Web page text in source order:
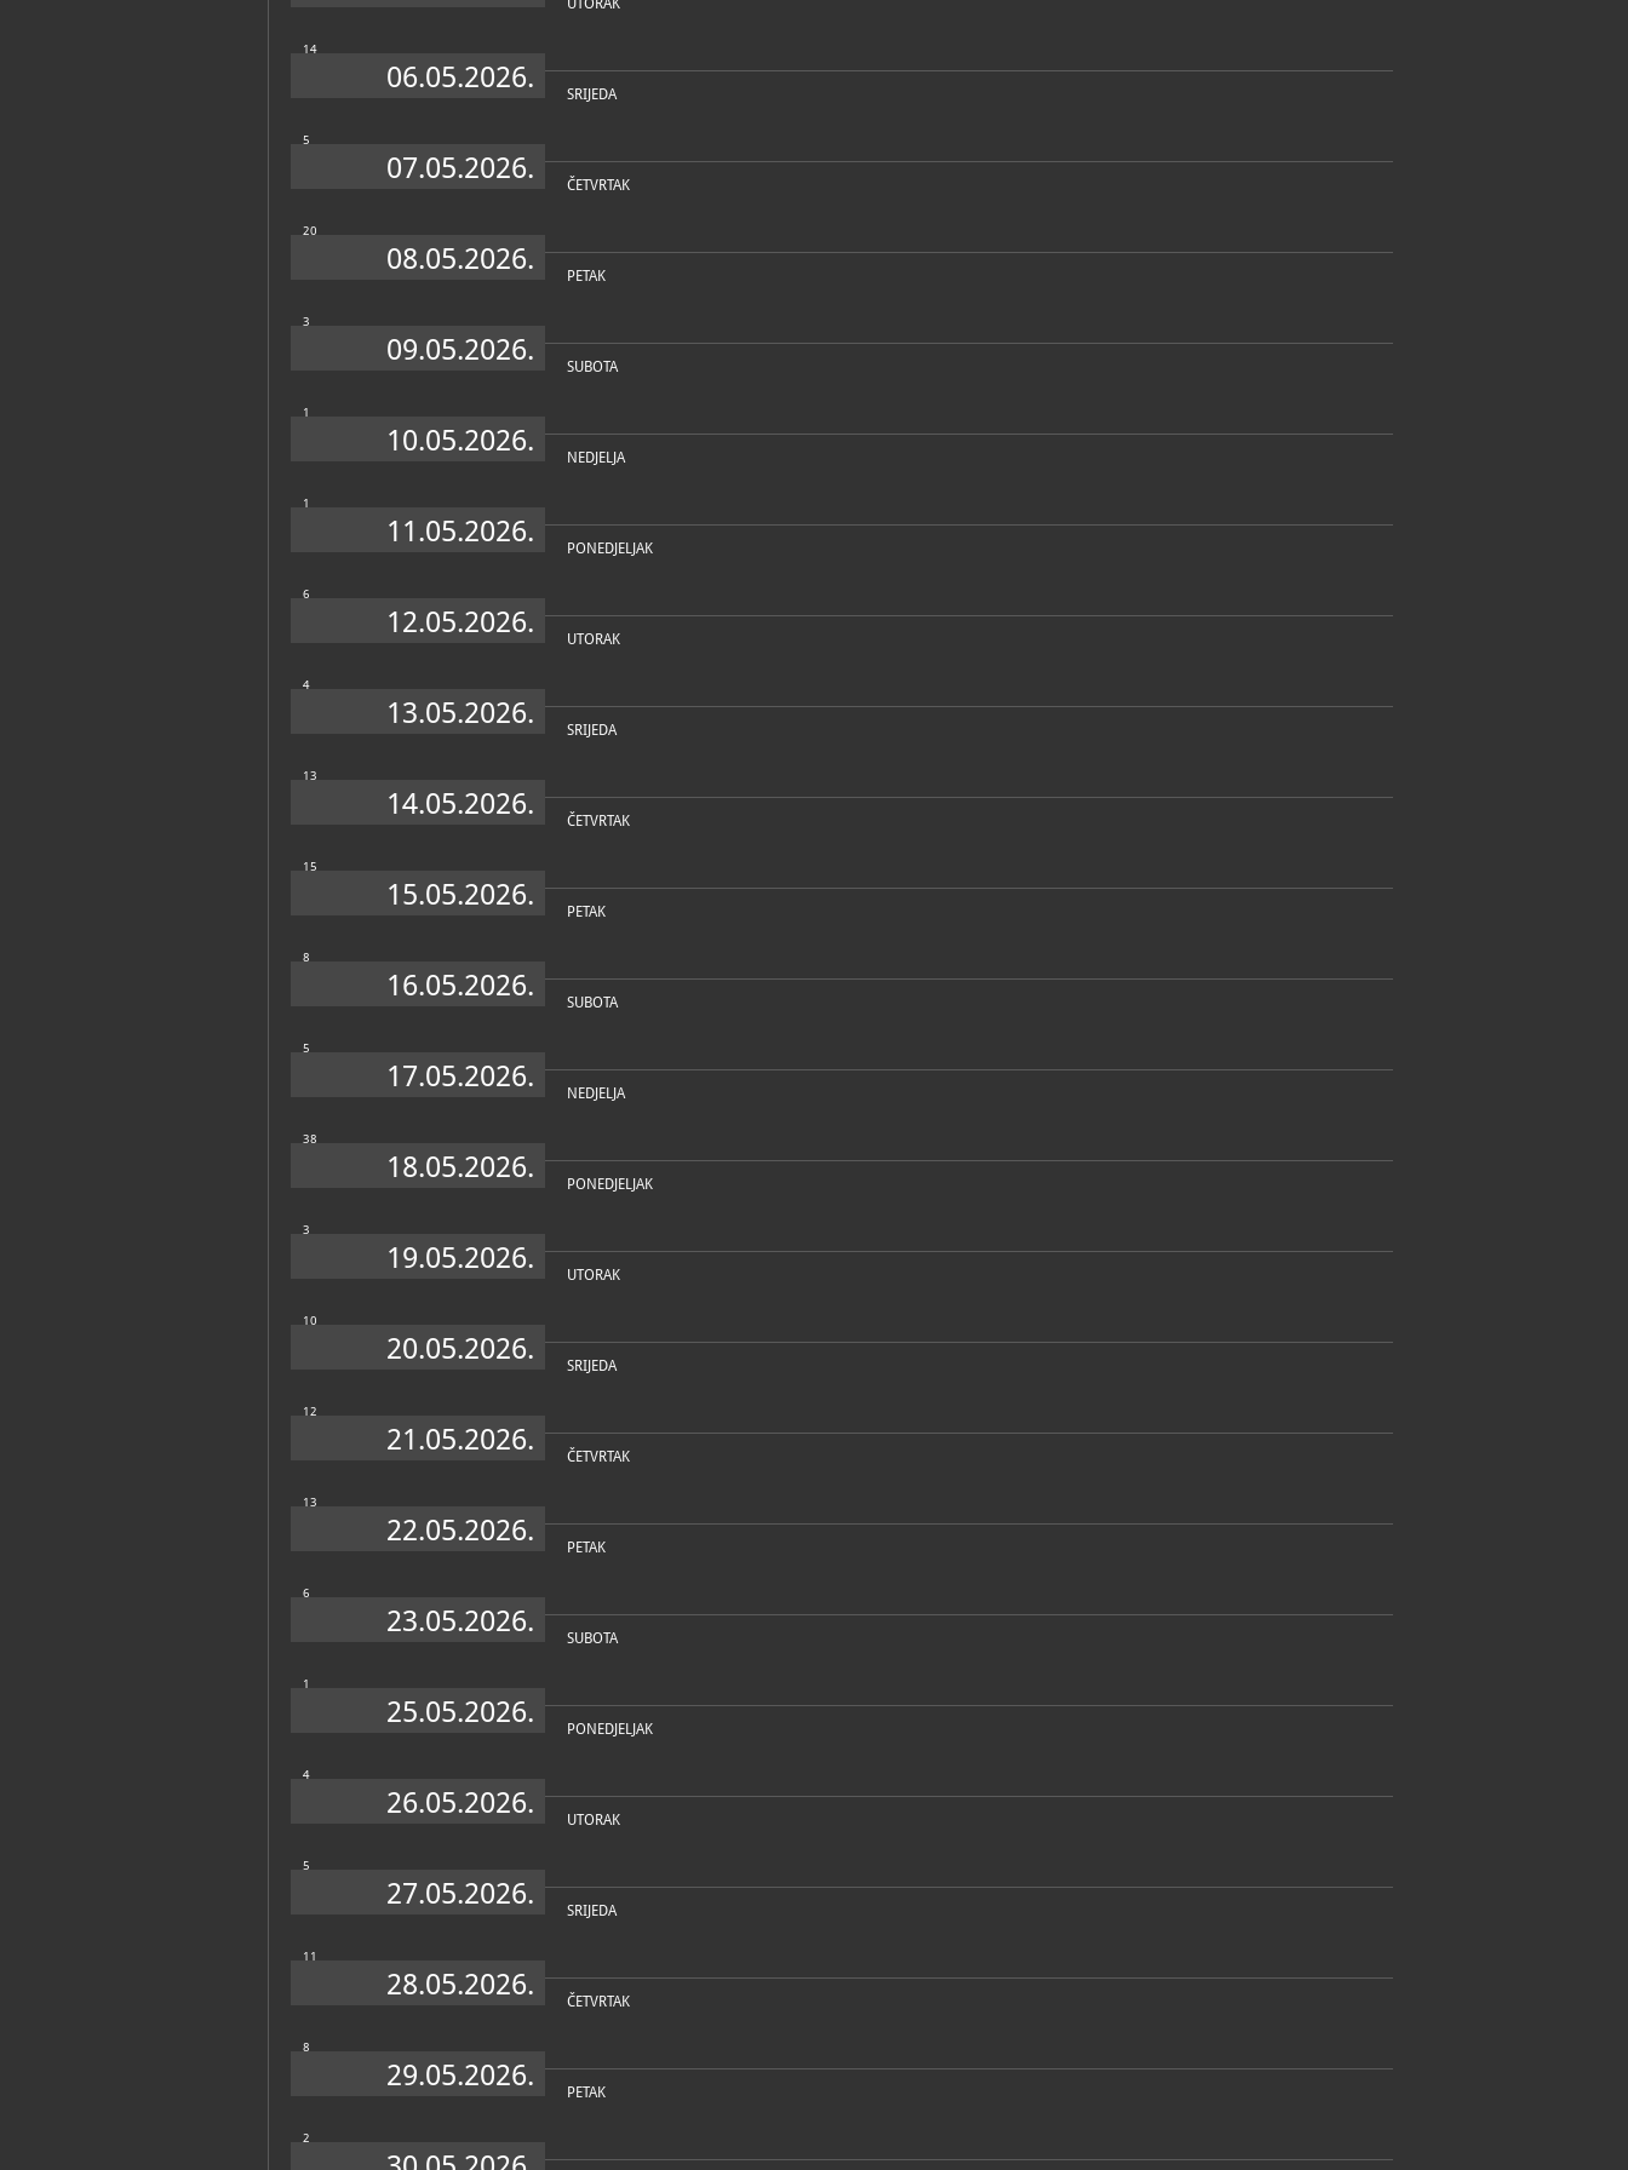
UTORAK
14
06.05.2026. SRIJEDA
5
07.05.2026. ČETVRTAK
20
08.05.2026. PETAK
3
09.05.2026. SUBOTA
1
10.05.2026. NEDJELJA
1
11.05.2026. PONEDJELJAK
6
12.05.2026. UTORAK
4
13.05.2026. SRIJEDA
13
14.05.2026. ČETVRTAK
15
15.05.2026. PETAK
8
16.05.2026. SUBOTA
5
17.05.2026. NEDJELJA
38
18.05.2026. PONEDJELJAK
3
19.05.2026. UTORAK
10
20.05.2026. SRIJEDA
12
21.05.2026. ČETVRTAK
13
22.05.2026. PETAK
6
23.05.2026. SUBOTA
1
25.05.2026. PONEDJELJAK
4
26.05.2026. UTORAK
5
27.05.2026. SRIJEDA
11
28.05.2026. ČETVRTAK
8
29.05.2026. PETAK
2